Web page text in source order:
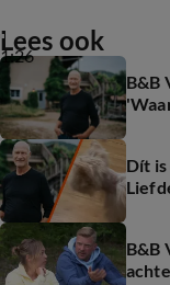
1:26
Lees ook
B&B
Dít is
B&B